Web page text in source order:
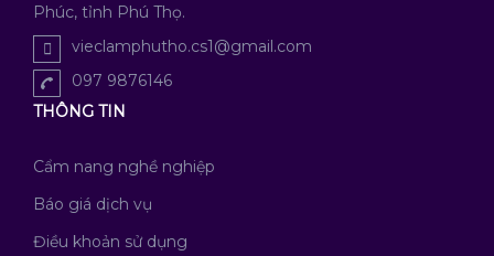
Phúc, tỉnh Phú Thọ.
vieclamphutho.cs1@gmail.com
097 9876146
THÔNG TIN
Cẩm nang nghề nghiệp
Báo giá dịch vụ
Điều khoản sử dụng